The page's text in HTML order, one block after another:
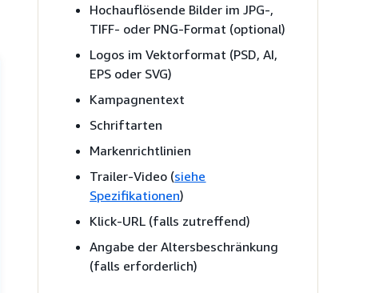
Hochauflösende Bilder im JPG-,
TIFF- oder PNG-Format (optional)
Logos im Vektorformat (PSD, AI,
EPS oder SVG)
Kampagnentext
Schriftarten
Markenrichtlinien
Trailer-Video (siehe
Spezifikationen)
Klick-URL (falls zutreffend)
Angabe der Altersbeschränkung
(falls erforderlich)